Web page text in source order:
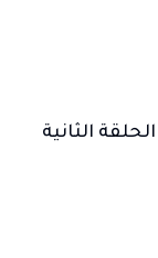
الثانية